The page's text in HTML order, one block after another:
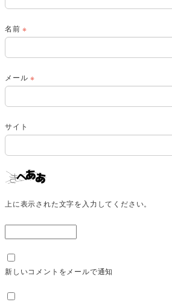
名前※
メール※
サイト
上に表示された文字を入力してください。
新しいコメントをメールで通知